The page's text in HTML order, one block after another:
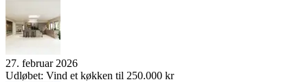
27. februar 2026
Udløbet: Vind et køkken til 250.000 kr